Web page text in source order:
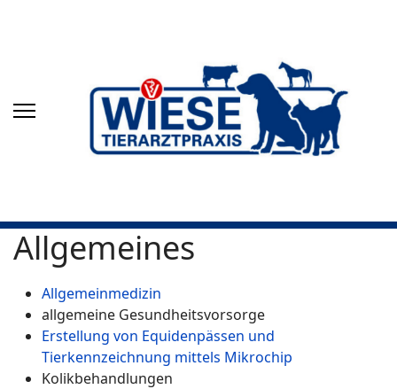
Allgemeines
Allgemeinmedizin
allgemeine Gesundheitsvorsorge
Erstellung von Equidenpässen und
Tierkennzeichnung mittels Mikrochip
Kolikbehandlungen